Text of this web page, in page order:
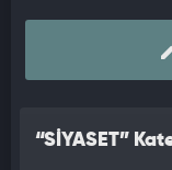
ve ihtiyar heyetleri
Sandıklar saat
“SİYASET”